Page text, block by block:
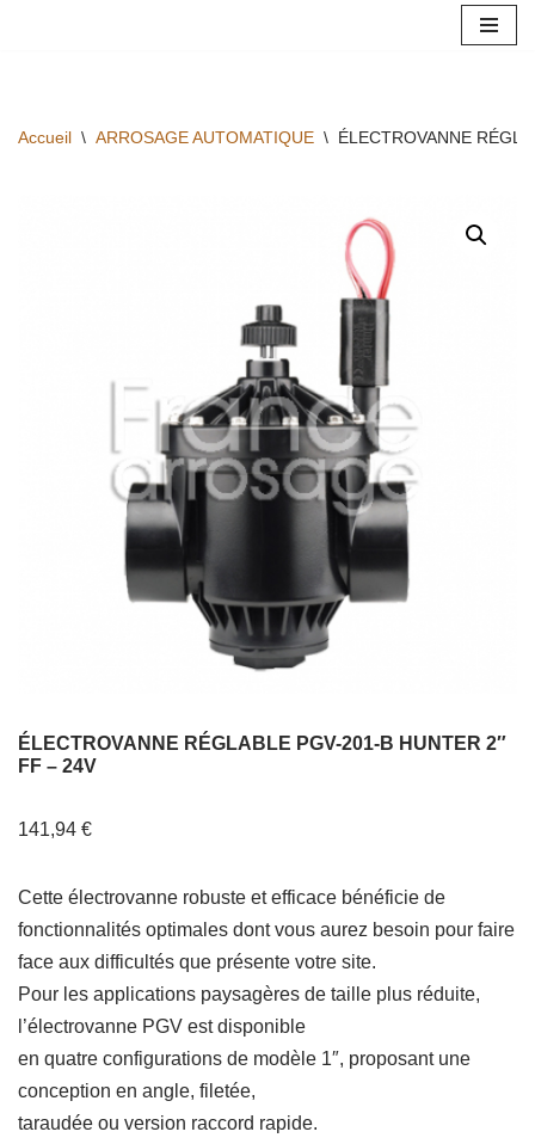
contenu
Accueil \ ARROSAGE AUTOMATIQUE \ ÉLECTROVANNE
ÉLECTROVANNE RÉGLABLE PGV-201-B HUNTER 2″
FF – 24V
141,94 €
Cette électrovanne robuste et efficace bénéficie de
fonctionnalités optimales dont vous aurez besoin pour faire
face aux difficultés que présente votre site.
Pour les applications paysagères de taille plus réduite,
l’électrovanne PGV est disponible
en quatre configurations de modèle 1″, proposant une
conception en angle, filetée,
taraudée ou version raccord rapide.